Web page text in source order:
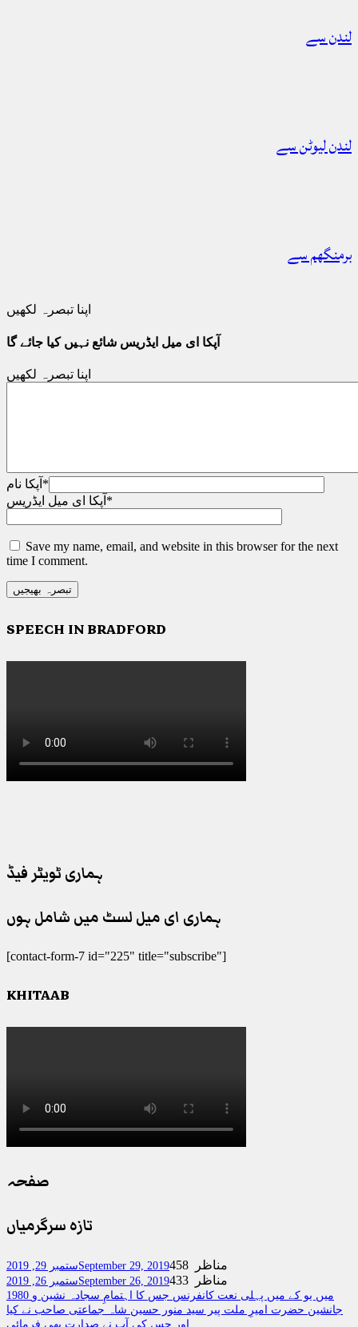
لندن سے
لندن لیوٹن سے
برمنگھم سے
اپنا تبصرہ لکھیں
آپکا ای میل ایڈریس شائع نہیں کیا جائے گا
اپنا تبصرہ لکھیں
آپکا نام *
آپکا ای میل ایڈریس *
Save my name, email, and website in this browser for the next
time I comment.
SPEECH IN BRADFORD
ہماری ٹویٹر فیڈ
ہماری ای میل لسٹ میں شامل ہوں
[contact-form-7 id="225" title="subscribe"]
KHITAAB
صفحہ
تازہ سرگرمیاں
ستمبر 29, 2019September 29, 2019 458 مناظر
ستمبر 26, 2019September 26, 2019 433 مناظر
1980 میں یو کے میں پہلی نعت کانفرنس جس کا اہتمامِ سجادہ نشین و
جانشین حضرت امیرِ ملت پیر سید منور حسین شاہ جماعتی صاحب نے کیا
اور جس کی آپ نے صدارت بھی فرمائی